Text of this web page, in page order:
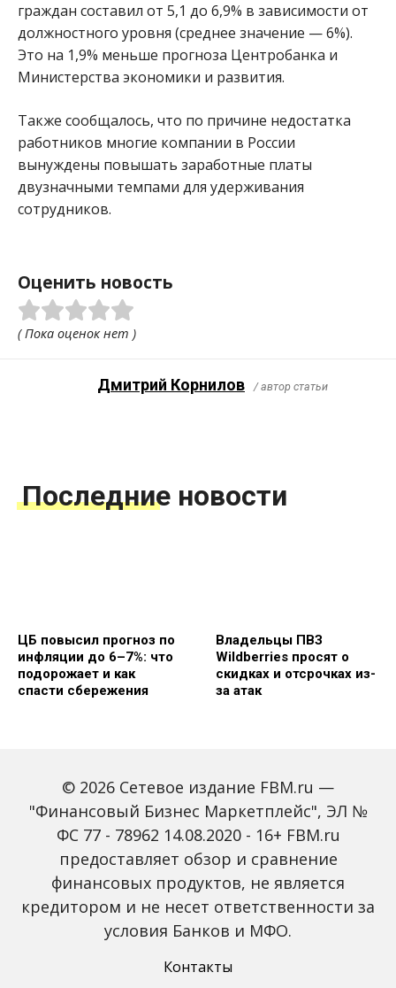
граждан составил от 5,1 до 6,9% в зависимости от
должностного уровня (среднее значение — 6%).
Это на 1,9% меньше прогноза Центробанка и
Министерства экономики и развития.
Также сообщалось, что по причине недостатка
работников многие компании в России
вынуждены повышать заработные платы
двузначными темпами для удерживания
сотрудников.
Оценить новость
( Пока оценок нет )
Дмитрий Корнилов / автор статьи
Последние новости
ЦБ повысил прогноз по
инфляции до 6–7%: что
подорожает и как
спасти сбережения
Владельцы ПВЗ
Wildberries просят о
скидках и отсрочках из-
за атак
Объем наличных у
россиян в июле вырос
на 43%: что стоит за
рекордным спросом на
С 2027 года ИНН станет
банковских счетов
россиян: что изменится
© 2026 Сетевое издание FBM.ru —
"Финансовый Бизнес Маркетплейс", ЭЛ №
ФС 77 - 78962 14.08.2020 - 16+ FBM.ru
предоставляет обзор и сравнение
финансовых продуктов, не является
кредитором и не несет ответственности за
условия Банков и МФО.
Контакты